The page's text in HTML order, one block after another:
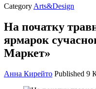
Category Arts&Design
На початку
ярмарок
Маркет»
Анна Кирейто Published 9